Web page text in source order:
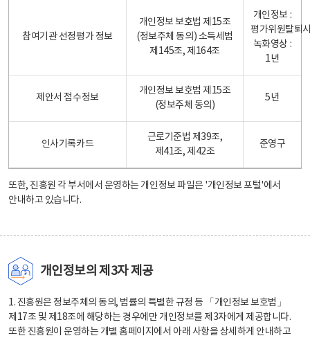
참여기관 선정평가 정보
개인정보 보호법 제15조
(정보주체 동의) 소득세법
제145조, 제164조
개인정보 :
평가위원탈퇴
녹화영상 :
1년
제안서 접수정보
개인정보 보호법 제15조
(정보주체 동의)
5년
인사기록카드
근로기준법 제39조,
제41조, 제42조
준영구
또한, 진흥원 각 부서에서 운영하는 개인정보 파일은 '개인정보 포털'에서
안내하고 있습니다.
개인정보의 제3자 제공
1. 진흥원은 정보주체의 동의, 법률의 특별한 규정 등 「개인정보 보호법」
제17조 및 제18조에 해당하는 경우에만 개인정보를 제3자에게 제공합니다.
또한 진흥원이 운영하는 개별 홈페이지에서 아래 사항을 상세하게 안내하고